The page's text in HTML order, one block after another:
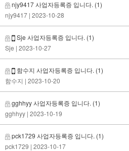
njy9417 사업자등록증 입니다. (1)
njy9417 | 2023-10-28
Sje 사업자등록증 입니다. (1)
Sje | 2023-10-27
함수지 사업자등록증 입니다. (1)
함수지 | 2023-10-20
gghhyy 사업자등록증 입니다. (1)
gghhyy | 2023-10-19
pck1729 사업자등록증 입니다. (1)
pck1729 | 2023-10-17